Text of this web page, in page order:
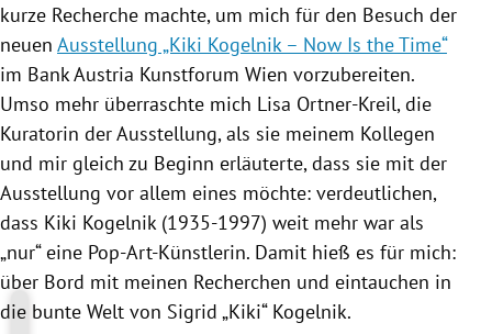
kurze Recherche machte, um mich für den Besuch der
neuen Ausstellung „Kiki Kogelnik – Now Is the Time“
im Bank Austria Kunstforum Wien vorzubereiten.
Umso mehr überraschte mich Lisa Ortner-Kreil, die
Kuratorin der Ausstellung, als sie meinem Kollegen
und mir gleich zu Beginn erläuterte, dass sie mit der
Ausstellung vor allem eines möchte: verdeutlichen,
dass Kiki Kogelnik (1935-1997) weit mehr war als
„nur“ eine Pop-Art-Künstlerin. Damit hieß es für mich:
über Bord mit meinen Recherchen und eintauchen in
die bunte Welt von Sigrid „Kiki“ Kogelnik.